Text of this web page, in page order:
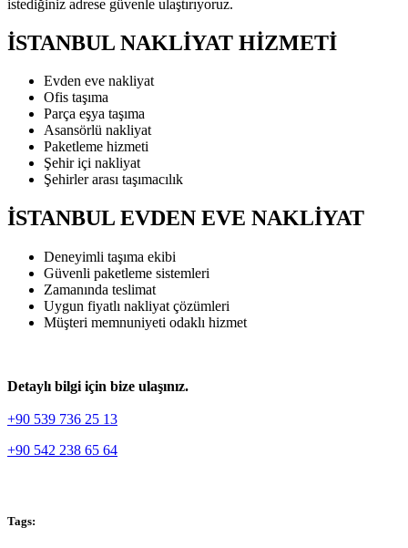
istediğiniz adrese güvenle ulaştırıyoruz.
İSTANBUL NAKLİYAT HİZMETİ
Evden eve nakliyat
Ofis taşıma
Parça eşya taşıma
Asansörlü nakliyat
Paketleme hizmeti
Şehir içi nakliyat
Şehirler arası taşımacılık
İSTANBUL EVDEN EVE NAKLİYAT
Deneyimli taşıma ekibi
Güvenli paketleme sistemleri
Zamanında teslimat
Uygun fiyatlı nakliyat çözümleri
Müşteri memnuniyeti odaklı hizmet
Detaylı bilgi için bize ulaşınız.
+90 539 736 25 13
+90 542 238 65 64
Tags: